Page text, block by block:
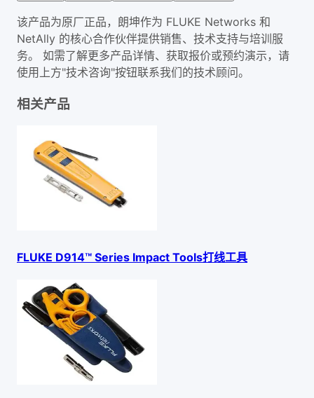
该产品为原厂正品，朗坤作为 FLUKE Networks 和
NetAlly 的核心合作伙伴提供销售、技术支持与培训服
务。 如需了解更多产品详情、获取报价或预约演示，请
使用上方"技术咨询"按钮联系我们的技术顾问。
相关产品
FLUKE D914™ Series Impact Tools打线工具